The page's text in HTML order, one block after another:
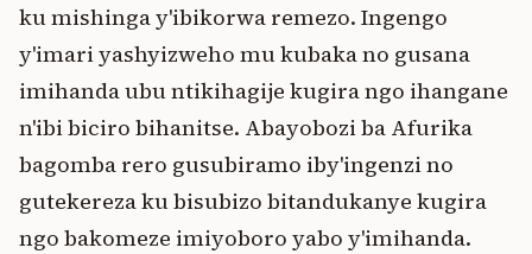
ku mishinga y'ibikorwa remezo. Ingengo
y'imari yashyizweho mu kubaka no gusana
imihanda ubu ntikihagije kugira ngo ihangane
n'ibi biciro bihanitse. Abayobozi ba Afurika
bagomba rero gusubiramo iby'ingenzi no
gutekereza ku bisubizo bitandukanye kugira
ngo bakomeze imiyoboro yabo y'imihanda.